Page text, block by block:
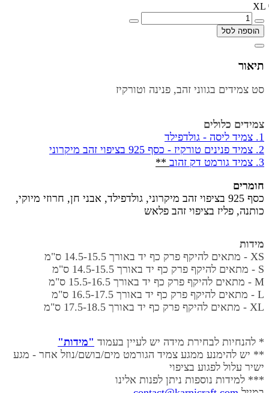
XL
הוספה לסל
תיאור
סט צמידים בגווני זהב, פנינה וטורקיז
צמידים כלולים
1. צמיד ליסה - גולדפילד
2. צמיד פנינים טורקיז - כסף 925 בציפוי זהב מיקרוני
3. צמיד גורמט דק זהוב **
חומרים
כסף 925 בציפוי זהב מיקרוני, גולדפילד, אבני חן, חרוזי מיוקי,
כותנה, פליז בציפוי זהב פלאש
מידות
XS - מתאים להיקף פרק כף יד באורך
14.5-15.5 ס"מ
S - מתאים להיקף פרק כף יד באורך
14.5-15.5 ס"מ
M - מתאים להיקף פרק כף יד באורך
15.5-16.5 ס"מ
L - מתאים להיקף פרק כף יד באורך
16.5-17.5 ס"מ
XL - מתאים להיקף פרק כף יד באורך
17.5-18.5 ס"מ
* להנחיות לבחירת מידה יש לעיין בעמוד "מידות"
** יש להימנע ממגע צמיד הגורמט מים/בושם/נוזל אחר - מגע
ישיר עלול לפגוע בציפוי
*** למידות נוספות ניתן לפנות אלינו